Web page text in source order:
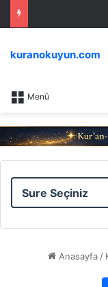
Menü
kuranokuyun.com
Sure
Ayet
Anasayfa /